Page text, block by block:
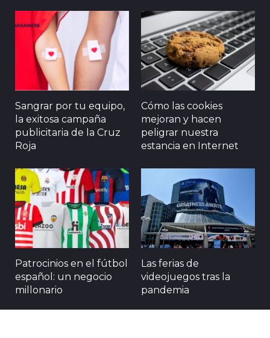
Sangrar por tu equipo,
la exitosa campaña
publicitaria de la Cruz
Roja
Cómo las cookies
mejoran y hacen
peligrar nuestra
estancia en Internet
Patrocinios en el fútbol
español: un negocio
millonario
Las ferias de
videojuegos tras la
pandemia